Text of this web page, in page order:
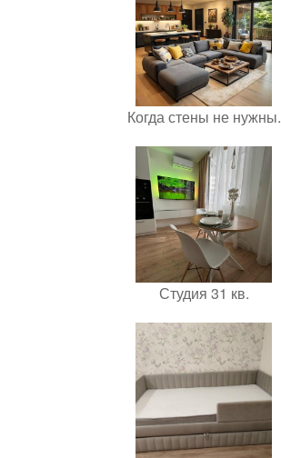
Когда стены не нужны.
Студия 31 кв.